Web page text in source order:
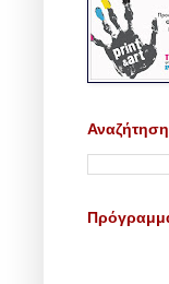
Αναζήτηση